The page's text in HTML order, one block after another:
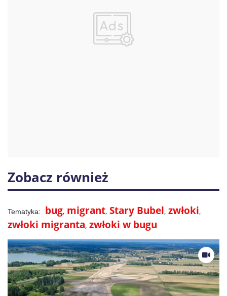
Zobacz również
bug migrant Stary Bubel zwłoki
zwłoki migranta zwłoki w bugu